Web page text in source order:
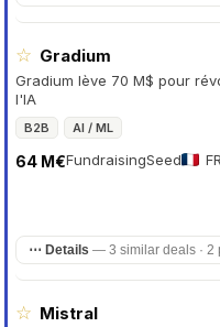
☆ Gradium
Gradium lève 70 M$ pour
l'IA
B2B AI / ML
Fundraising
64 M€ Seed FR
⋯ Details — 3 similar deals · 2
☆ Mistral